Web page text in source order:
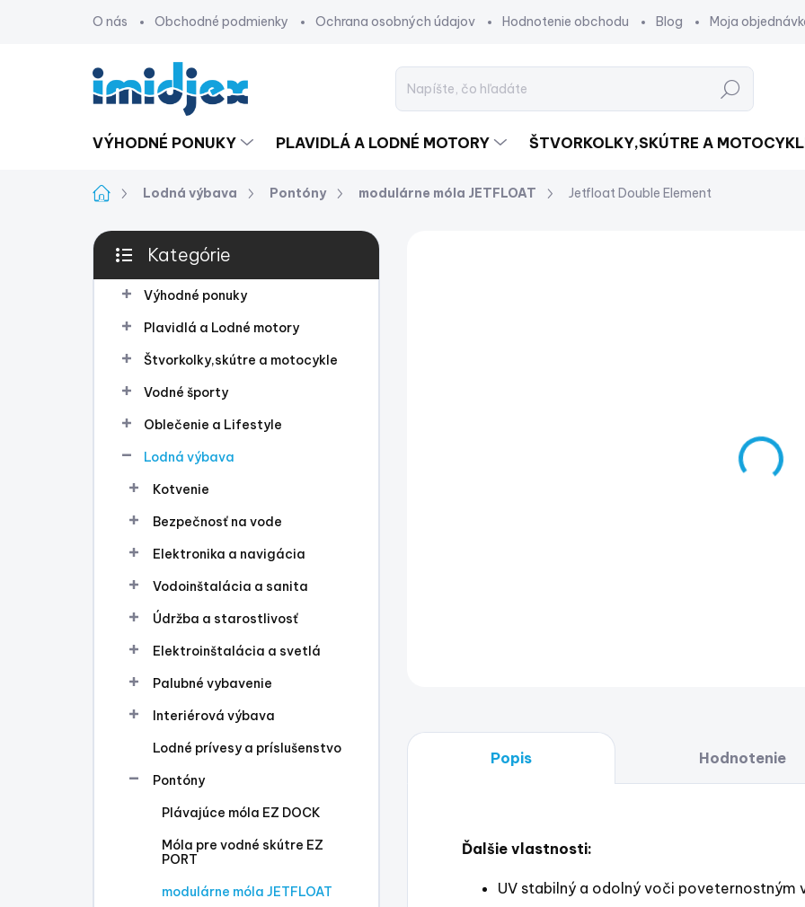
O nás Obchodné podmienky Ochrana osobných údajov Hodnotenie obchodu Blog Moja
Hľadať
VÝHODNÉ PONUKY PLAVIDLÁ A LODNÉ MOTORY ŠTVORKOLKY,SKÚTRE A
DomovLodná výbava Pontóny modulárne móla JETFLOAT Jetfloat Double Element
B
č
Preskočiť
kategórie
Kategórie
Výhodné ponuky
Plavidlá a Lodné motory
Štvorkolky,skútre a motocykle
Vodné športy
Oblečenie a Lifestyle
Lodná výbava
Kotvenie
Bezpečnosť na vode
Elektronika a navigácia
Vodoinštalácia a sanita
Údržba a starostlivosť
Elektroinštalácia a svetlá
Palubné vybavenie
Interiérová výbava
Lodné prívesy a príslušenstvo
Pontóny
Plávajúce móla EZ DOCK
Móla pre vodné skútre EZ
PORT
modulárne móla JETFLOAT
Popis Hodnotenie
Ďalšie vlastnosti:
UV stabilný a odolný voči poveternostným